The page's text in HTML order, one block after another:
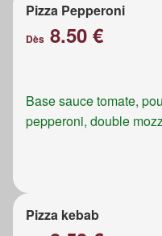
Pizza Pepperoni
Dès 8.50 €
Base sauce tomate,
pepperoni, double
Pizza kebab